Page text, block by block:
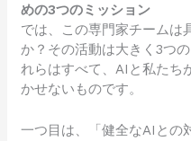
めの3つのミッション
では、この専門家チームは
か？その活動は大きく3つ
れらはすべて、AIと私たち
かせないものです。
一つ目は、「健全なAIとの